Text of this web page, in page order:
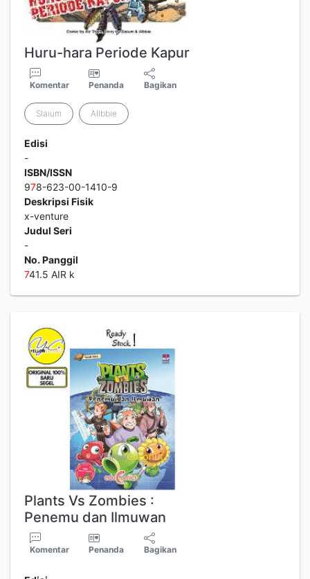
Huru-hara Periode Kapur
Komentar Penanda Bagikan
Slaium Allbbie
Edisi
-
ISBN/ISSN
978-623-00-1410-9
Deskripsi Fisik
x-venture
Judul Seri
-
No. Panggil
741.5 AIR k
Plants Vs Zombies :
Penemu dan Ilmuwan
Komentar Penanda Bagikan